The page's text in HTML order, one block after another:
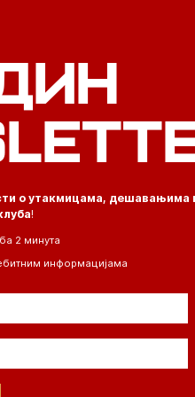
о утакмицама, дешавањима
!
2 минута
информацијама